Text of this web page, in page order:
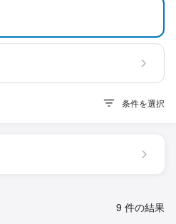
条件を選択
9 件の結果